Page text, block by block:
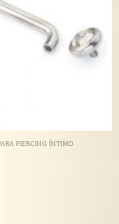
PIERCING ÍNTIMO